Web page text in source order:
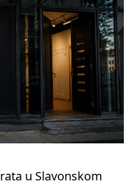
u Slavonskom